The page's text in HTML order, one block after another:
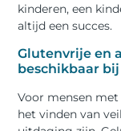
kinderen, een
altijd een succes.
Glutenvrije en
beschikbaar
Voor mensen
het vinden van